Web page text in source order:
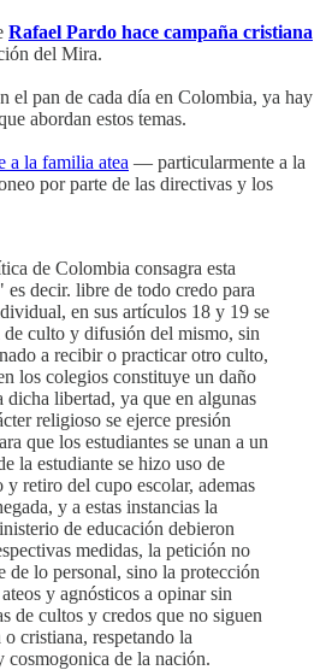
Rafael Pardo hace campaña cristiana
del Mira.
el pan de cada día en Colombia, ya hay
abordan estos temas.
a la familia atea — particularmente a la
por parte de las directivas y los
de Colombia consagra esta
decir. libre de todo credo para
en sus artículos 18 y 19 se
culto y difusión del mismo, sin
a recibir o practicar otro culto,
los colegios constituye un daño
libertad, ya que en algunas
religioso se ejerce presión
que los estudiantes se unan a un
la estudiante se hizo uso de
retiro del cupo escolar, ademas
y a estas instancias la
de educación debieron
medidas, la petición no
de lo personal, sino la protección
y agnósticos a opinar sin
de cultos y credos que no siguen
cristiana, respetando la
de la nación.